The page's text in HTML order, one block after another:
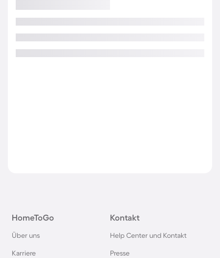
HomeToGo
Über uns
Karriere
Kontakt
Help Center und Kontakt
Presse